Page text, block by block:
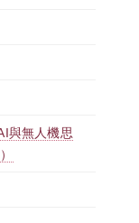
與無人機思